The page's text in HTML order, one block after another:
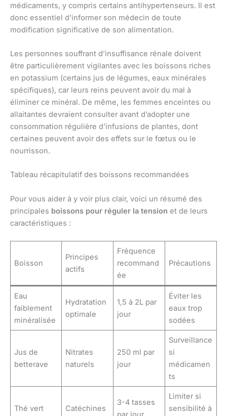
médicaments, y compris certains antihypertenseurs. Il est
donc essentiel d’informer son médecin de toute
modification significative de son alimentation.
Les personnes souffrant d’insuffisance rénale doivent
être particulièrement vigilantes avec les boissons riches
en potassium (certains jus de légumes, eaux minérales
spécifiques), car leurs reins peuvent avoir du mal à
éliminer ce minéral. De même, les femmes enceintes ou
allaitantes devraient consulter avant d’adopter une
consommation régulière d’infusions de plantes, dont
certaines peuvent avoir des effets sur le fœtus ou le
nourrisson.
Tableau récapitulatif des boissons recommandées
Pour vous aider à y voir plus clair, voici un résumé des
principales boissons pour réguler la tension et de leurs
caractéristiques :
Boisson
Principes
actifs
Fréquence
recommand
ée
Précautions
Eau
faiblement
minéralisée
Hydratation
optimale
1,5 à 2L par
jour
Éviter les
eaux trop
sodées
Jus de
betterave
Nitrates
naturels
250 ml par
jour
Surveillance
si
médicamen
ts
Thé vert Catéchines
3-4 tasses
Limiter si
sensibilité à